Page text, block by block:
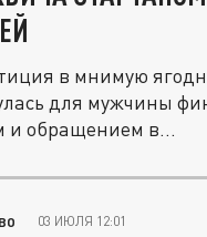
в мнимую
для мужчины
и обращением в...
03 ИЮЛЯ 12:01